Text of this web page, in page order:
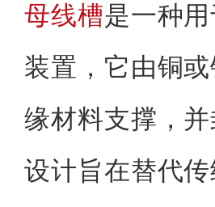
母线槽是一种
装置，它由铜
缘材料支撑，
设计旨在替代